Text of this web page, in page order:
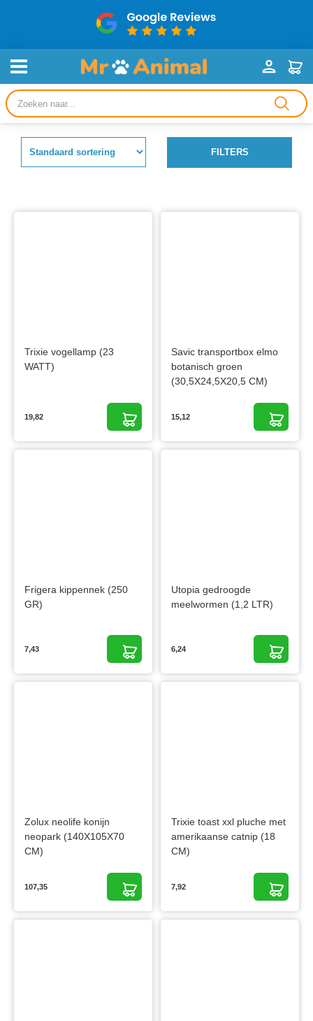
Producten
zoeken
FILTERS
Trixie vogellamp (23
WATT)
19,82
Savic transportbox elmo
botanisch groen
(30,5X24,5X20,5 CM)
15,12
Frigera kippennek (250
GR)
7,43
Utopia gedroogde
meelwormen (1,2 LTR)
6,24
Zolux neolife konijn
neopark (140X105X70
CM)
107,35
Trixie toast xxl pluche met
amerikaanse catnip (18
CM)
7,92